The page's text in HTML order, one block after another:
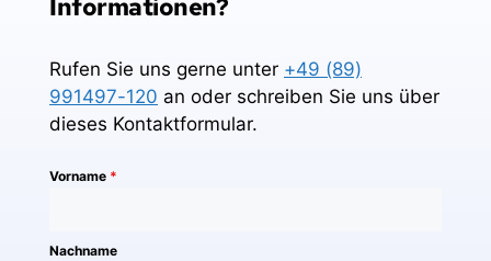
Informationen?
Rufen Sie uns gerne unter +49 (89)
991497-120 an oder schreiben Sie uns über
dieses Kontaktformular.
Vorname *
Nachname